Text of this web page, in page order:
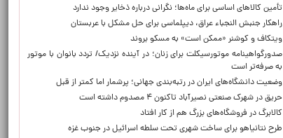
تأمین کالاهای اساسی برای ماه‌ها؛ نگرانی درباره ذخایر وجود ندارد
راهکار جنبش النجباء عراق، دیپلماسی برای حل مشکل با عربستان
ویتکاف و کوشنر «ممکن است» به مسکو بروند
صدورگواهینامه موتورسیکلت برای زنان؛ در آینده نزدیک/ تردد بانوان با موتور
به‌ صرفه‌تر است
وضعیت دانشگاه‌های ایران در رتبه‌بندی جهانی؛ پرشمار اما کمتر از قبل
حریق در شهرک صنعتی نصیرآباد تاکنون ۴ مصدوم داشته است
کالابرگ در فروشگاه‌های بزرگ هم از کار افتاد
طرح نتانیاهو برای ساخت شهری تحت سلطه اسرائیل در جنوب غزه